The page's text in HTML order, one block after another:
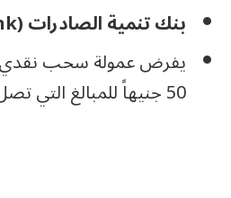
بنك تنمية الصادرات (EBank):
يفرض عمولة سحب نقدي
50 جنيهاً للمبالغ التي تصل حتى 20 ألف جنيه.